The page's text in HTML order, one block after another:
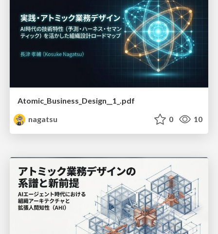
Atomic_Business_Design__1_.pdf
nagatsu
0 10